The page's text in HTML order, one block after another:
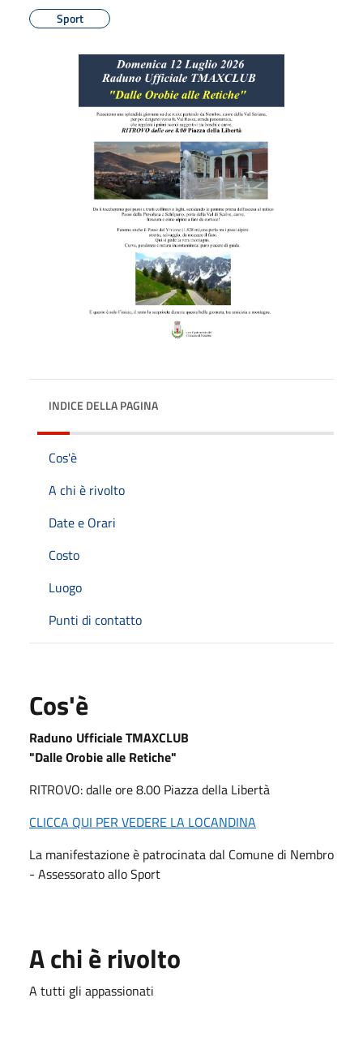
Sport
INDICE DELLA PAGINA
Cos'è
A chi è rivolto
Date e Orari
Costo
Luogo
Punti di contatto
Cos'è
Raduno Ufficiale TMAXCLUB
"Dalle Orobie alle Retiche"
RITROVO: dalle ore 8.00 Piazza della Libertà
CLICCA QUI PER VEDERE LA LOCANDINA
La manifestazione è patrocinata dal Comune di Nembro
- Assessorato allo Sport
A chi è rivolto
A tutti gli appassionati